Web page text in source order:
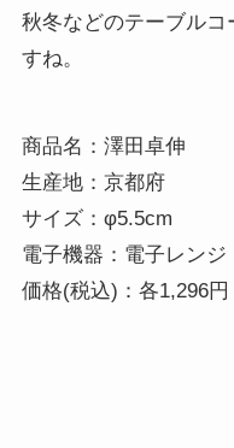
秋冬などのテーブル
すね。
商品名：澤田卓伸
生産地：京都府
サイズ：φ5.5cm
電子機器：電子レン
価格(税込)：各1,296円